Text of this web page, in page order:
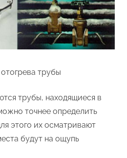
трубы
трубы, находящиеся в
точнее определить
этого их осматривают
будут на ощупь